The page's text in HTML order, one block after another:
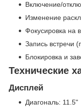
Включение/
Изменение
Фокусировка на
Запись встречи
Блокировка и
Технические
Дисплей
Диагональ: 11.5"